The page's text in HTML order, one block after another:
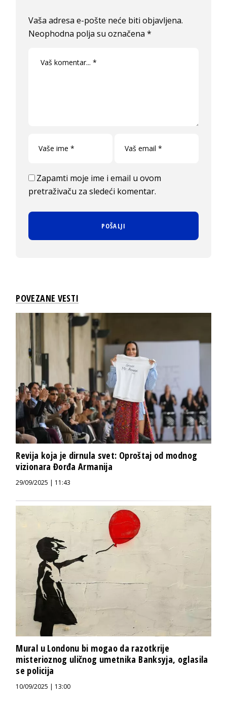
Vaša adresa e-pošte neće biti objavljena.
Neophodna polja su označena*
Zapamti moje ime i email u ovom
pretraživaču za sledeći komentar.
POVEZANE VESTI
Revija koja je dirnula svet: Oproštaj od modnog
vizionara Đorđa Armanija
29/09/2025 | 11:43
Mural u Londonu bi mogao da razotkrije
misterioznog uličnog umetnika Banksyja, oglasila
se policija
10/09/2025 | 13:00